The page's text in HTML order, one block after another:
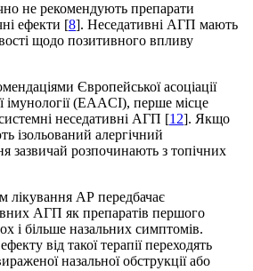
не рекомендують препарати
ефекти [8]. Неседативні АГП мають
щодо позитивного впливу
Європейської асоціації
імунології (EAACI), перше місце
неседативні АГП [12]. Якщо
ізольований алергічний
зазвичай розпочинають з топічних
лікування АР передбачає
АГП як препаратів першого
і більше назальних симптомів.
від такої терапії переходять
назальної обструкції або